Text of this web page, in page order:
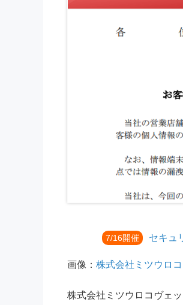
7/16開催 セキュ
画像： 株式会社ミツウロ
株式会社ミツウロコヴェ